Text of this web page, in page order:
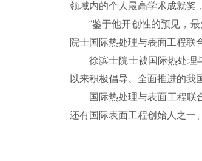
领域内的个人最高学术成就奖
“鉴于他开创性的预见，最
院士国际热处理与表面工程联
徐滨士院士被国际热处理与
以来积极倡导、全面推进的我
国际热处理与表面工程联合
还有国际表面工程创始人之一